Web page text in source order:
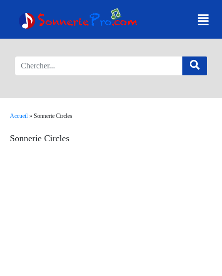
Accueil » Sonnerie Circles
Sonnerie Circles